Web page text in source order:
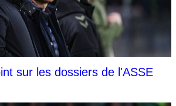
sur les dossiers de l'ASSE